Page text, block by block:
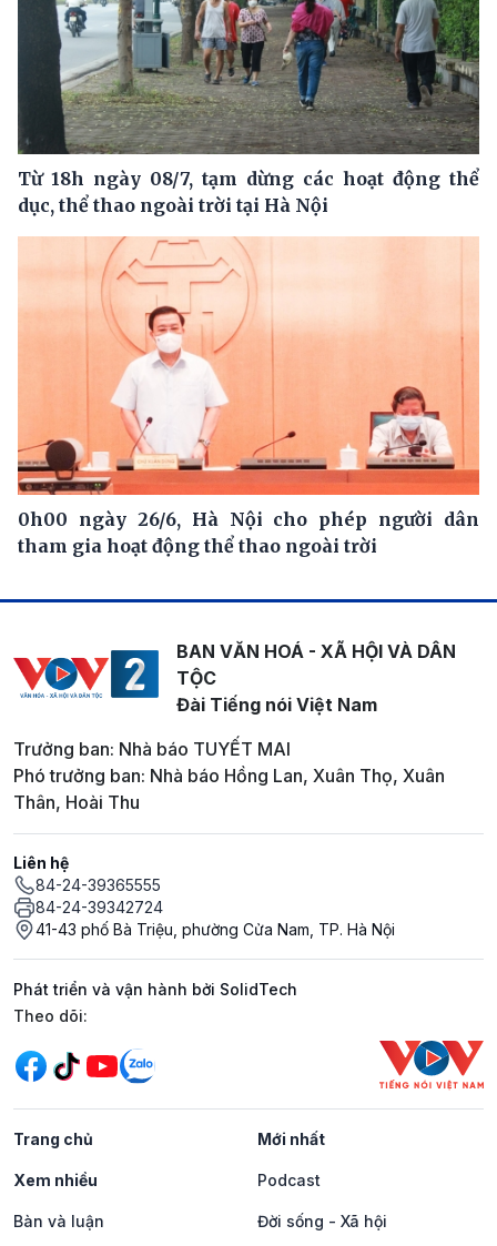
Từ 18h ngày 08/7, tạm dừng các hoạt động thể
dục, thể thao ngoài trời tại Hà Nội
0h00 ngày 26/6, Hà Nội cho phép người dân
tham gia hoạt động thể thao ngoài trời
BAN VĂN HOÁ - XÃ HỘI VÀ DÂN
TỘC
Đài Tiếng nói Việt Nam
Trưởng ban: Nhà báo TUYẾT MAI
Phó trưởng ban: Nhà báo Hồng Lan, Xuân Thọ, Xuân
Thân, Hoài Thu
Liên hệ
84-24-39365555
84-24-39342724
41-43 phố Bà Triệu, phường Cửa Nam, TP. Hà Nội
Phát triển và vận hành bởi SolidTech
Mạng xã hội
Theo dõi:
Trang chủ Mới nhất
Xem nhiều Podcast
Bàn và luận Đời sống - Xã hội